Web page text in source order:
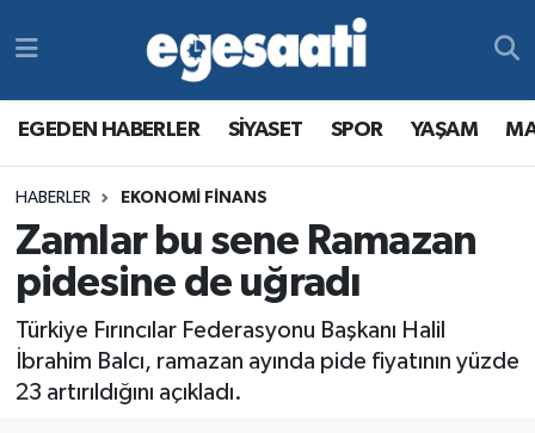
EGEDEN HABERLER SİYASET SPOR YAŞAM
HABERLER EKONOMİ FİNANS
Zamlar bu sene Ramazan
pidesine de uğradı
Türkiye Fırıncılar Federasyonu Başkanı Halil
İbrahim Balcı, ramazan ayında pide fiyatının yüzde
23 artırıldığını açıkladı.
MAGAZİN
RESMİ REKLAMLAR
YAŞAM
MAGAZİN
RESMİ REKLAMLAR
Tüm Manşetler
Son Dakika Haberleri
Haber Arşivi